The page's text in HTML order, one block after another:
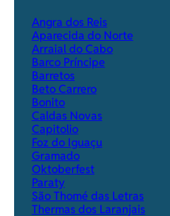
Angra dos Reis
Aparecida do Norte
Arraial do Cabo
Barco Príncipe
Barretos
Beto Carrero
Bonito
Caldas Novas
Capitolio
Foz do Iguaçu
Gramado
Oktoberfest
Paraty
São Thomé das Letras
Thermas dos Laranjais